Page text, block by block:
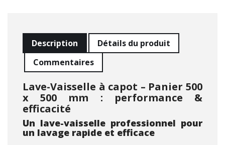
Description
Détails du produit
Commentaires
Lave-Vaisselle à capot – Panier 500
x 500 mm : performance &
efficacité
Un lave-vaisselle professionnel pour
un lavage rapide et efficace